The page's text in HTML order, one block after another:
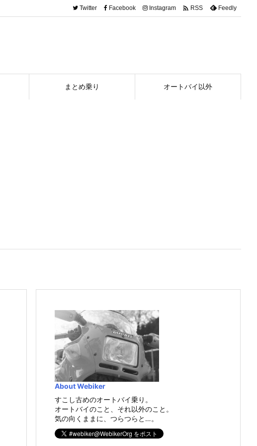
まとめ乗り オートバイ以外
Twitter Facebook Instagram  RSS Feedly
About Webiker
すこし古めのオートバイ乗り。
オートバイのこと、それ以外のこと。
気の向くままに、つらつらと…。